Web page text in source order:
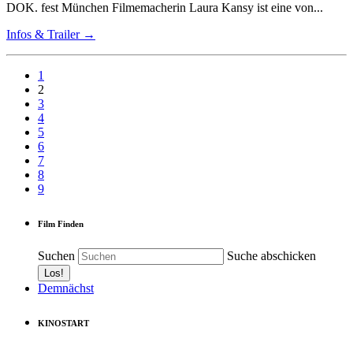
DOK. fest München Filmemacherin Laura Kansy ist eine von...
Infos & Trailer →
1
2
3
4
5
6
7
8
9
Film Finden
Suchen Suche abschicken
Demnächst
KINOSTART